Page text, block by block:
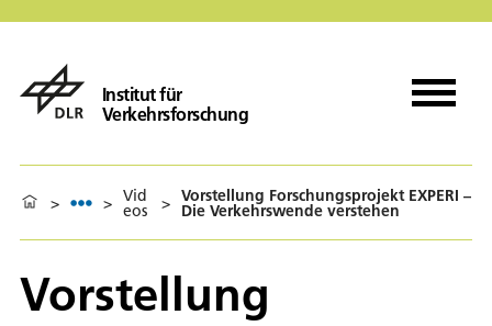
Institut für
Verkehrsforschung
> > Vid
eos > Vorstellung Forschungsprojekt EXPERI –
Die Verkehrswende verstehen
Vorstellung